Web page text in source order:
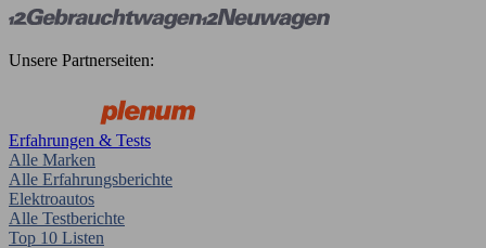
Unsere Partnerseiten:
Erfahrungen & Tests
Alle Marken
Alle Erfahrungsberichte
Elektroautos
Alle Testberichte
Top 10 Listen